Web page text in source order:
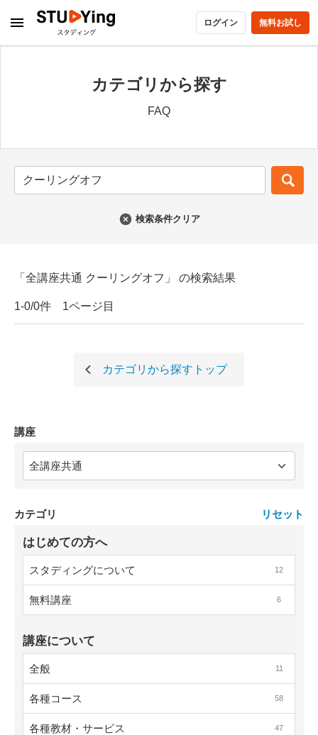
ログイン 無料お試し
カテゴリから探す
FAQ
検索条件クリア
「全講座共通 クーリングオフ」 の検索結果
1-0/0件 1ページ目
カテゴリから探す トップ
講座
カテゴリ リセット
はじめての方へ
スタディングについて 12
無料講座 6
講座について
全般 11
各種コース 58
各種教材・サービス 47